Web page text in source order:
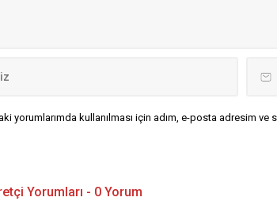
yorumlarımda kullanılması için adım, e-posta adresim ve
Yorumları - 0 Yorum